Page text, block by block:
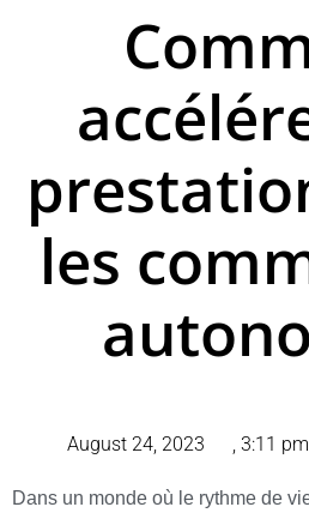
les
August 24, 2023 3:11 pm
Dans un monde où le rythme de